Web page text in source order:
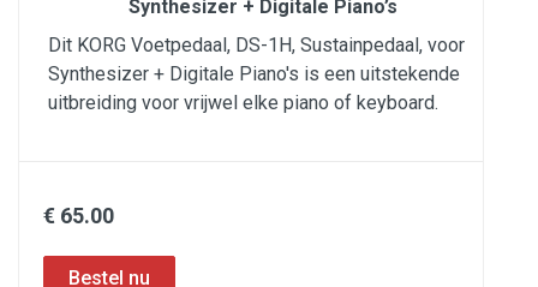
Synthesizer + Digitale Piano’s
Dit KORG Voetpedaal, DS-1H, Sustainpedaal, voor
Synthesizer + Digitale Piano's is een uitstekende
uitbreiding voor vrijwel elke piano of keyboard.
€ 65.00